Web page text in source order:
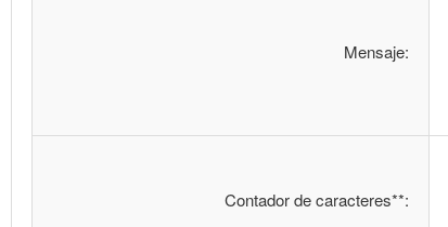
Mensaje:
Contador de caracteres**: